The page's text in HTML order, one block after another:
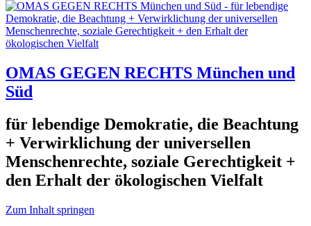
OMAS GEGEN RECHTS München und
Süd
für lebendige Demokratie, die Beachtung
+ Verwirklichung der universellen
Menschenrechte, soziale Gerechtigkeit +
den Erhalt der ökologischen Vielfalt
Zum Inhalt springen